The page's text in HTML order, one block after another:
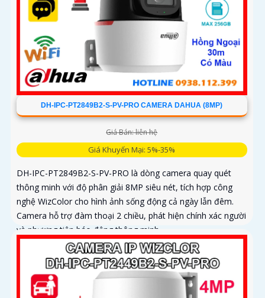
DH-IPC-PT2849B2-S-PV-PRO CAMERA DAHUA (8MP)
Giá Bán: liên hệ
Giá Khuyến Mại: 5%-35%
DH-IPC-PT2849B2-S-PV-PRO là dòng camera quay quét
thông minh với độ phân giải 8MP siêu nét, tích hợp công
nghệ WizColor cho hình ảnh sống động cả ngày lẫn đêm.
Camera hỗ trợ đàm thoại 2 chiều, phát hiện chính xác người
và phương tiện báo động thông minh